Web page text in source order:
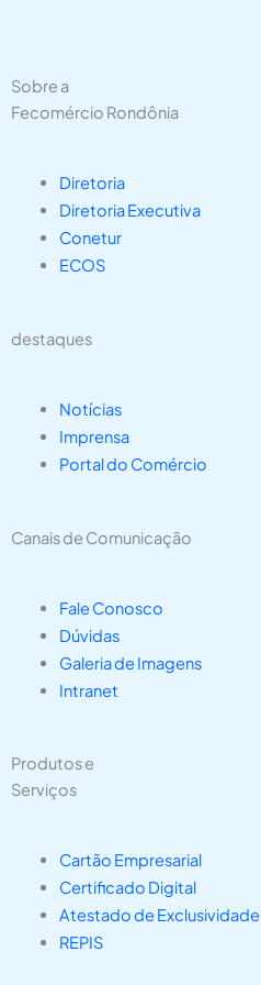
Sobre a
Fecomércio Rondônia
Diretoria
Diretoria Executiva
Conetur
ECOS
destaques
Notícias
Imprensa
Portal do Comércio
Canais de Comunicação
Fale Conosco
Dúvidas
Galeria de Imagens
Intranet
Produtos e
Serviços
Cartão Empresarial
Certificado Digital
Atestado de Exclusividade
REPIS